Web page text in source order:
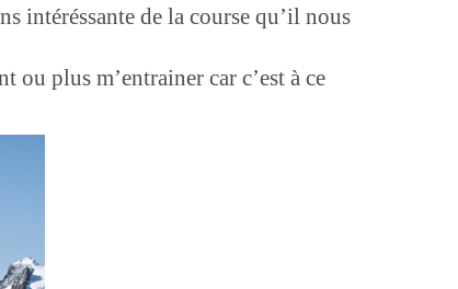
intéréssante de la course qu’il nous
ou plus m’entrainer car c’est à ce